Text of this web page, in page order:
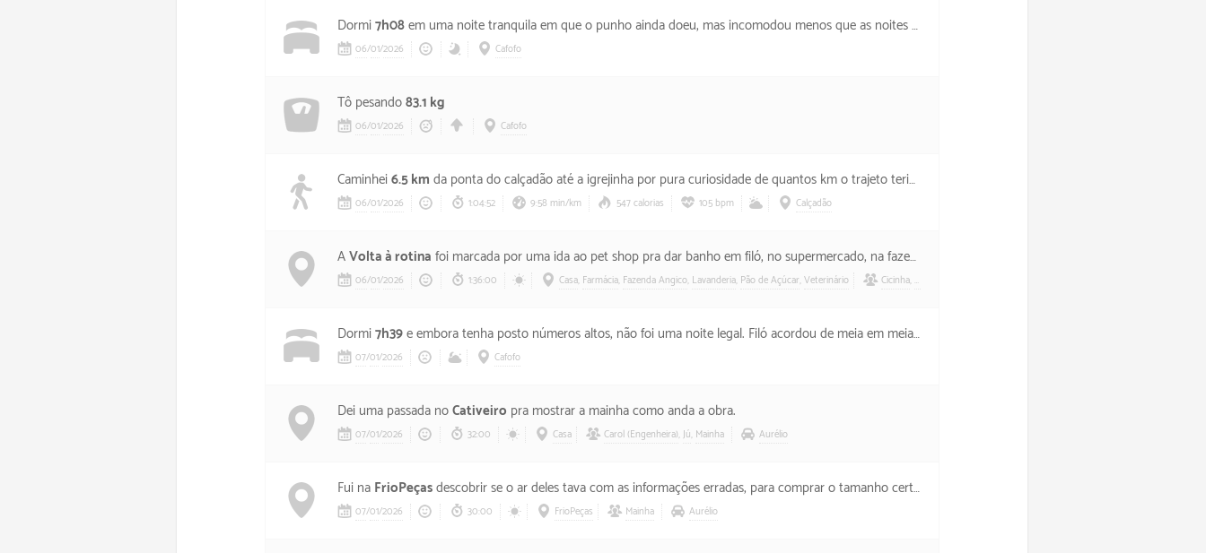
Dormi7h08em uma noite tranquila em que o punho ainda doeu, mas incomodou menos que as noites anteriores.
06/01/2026 Cafofo
Tô pesando83.1 kg
06/01/2026 Cafofo
Caminhei6.5 km da ponta do calçadão até a igrejinha por pura curiosidade de quantos km o trajeto teria. Agora sei (até me esquecer de novo).
06/01/2026 1:04:52 9:58 min/km 547 calorias 105 bpm Calçadão
AVolta à rotina foi marcada por uma ida ao pet shop pra dar banho em filó, no supermercado, na fazenda angico, na lavanderia, ainda passei em casa e deu tempo de ir na farmácia.
06/01/2026 1:36:00 Casa Farmácia Fazenda Angico Lavanderia Pão de Açúcar Veterinário Cicinha Filó
Dormi7h39e embora tenha posto números altos, não foi uma noite legal. Filó acordou de meia em meia hora pedindo pra descer, pedindo pra subir, o que deixou a noite toda picotada.
07/01/2026 Cafofo
Dei uma passada noCativeiro pra mostrar a mainha como anda a obra.
07/01/2026 32:00 Casa Carol (Engenheira) Jú Mainha Aurélio
Fui na FrioPeçasdescobrir se o ar deles tava com as informações erradas, para comprar o tamanho certo.
07/01/2026 30:00 FrioPeças Mainha Aurélio